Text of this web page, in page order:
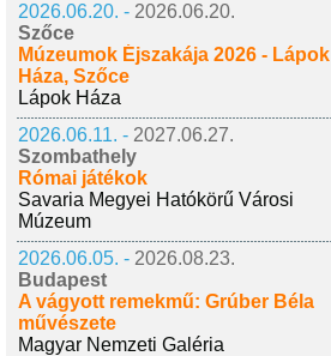
2026.06.20. - 2026.06.20.
Szőce
Múzeumok Éjszakája 2026 - Lápok
Háza, Szőce
Lápok Háza
2026.06.11. - 2027.06.27.
Szombathely
Római játékok
Savaria Megyei Hatókörű Városi
Múzeum
2026.06.05. - 2026.08.23.
Budapest
A vágyott remekmű: Grúber Béla
művészete
Magyar Nemzeti Galéria